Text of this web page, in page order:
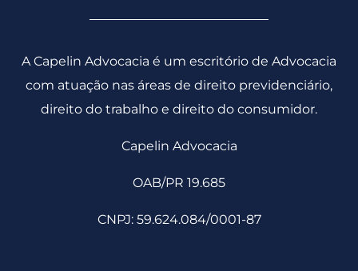
A Capelin Advocacia é um escritório de Advocacia
com atuação nas áreas de direito previdenciário,
direito do trabalho e direito do consumidor.
Capelin Advocacia
OAB/PR 19.685
CNPJ: 59.624.084/0001-87